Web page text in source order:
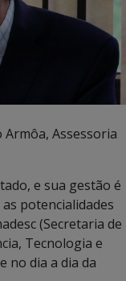
Armôa, Assessoria
e sua gestão é
potencialidades
(Secretaria de
Tecnologia e
no dia a dia da